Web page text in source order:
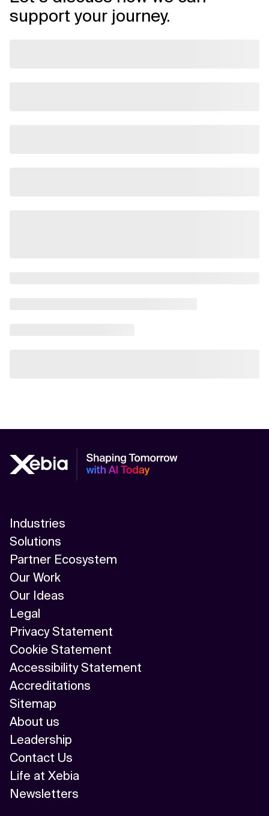
support your journey.
Industries
Solutions
Partner Ecosystem
Our Work
Our Ideas
Legal
Privacy Statement
Cookie Statement
Accessibility Statement
Accreditations
Sitemap
About us
Leadership
Contact Us
Life at Xebia
Newsletters